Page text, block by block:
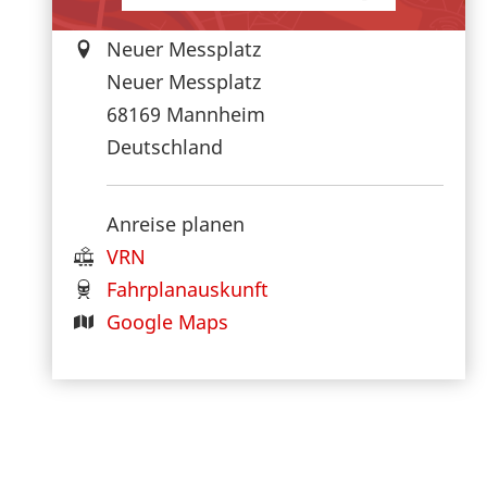
Neuer Messplatz
Neuer Messplatz
68169 Mannheim
Deutschland
Anreise planen
VRN
Fahrplanauskunft
Google Maps